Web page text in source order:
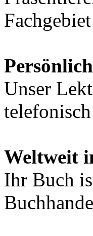
Unser
Weltweit
Ihr Buch